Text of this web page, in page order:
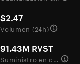
$2.47
Volumen (24h)
91.43M RVST
Suministro en circulación